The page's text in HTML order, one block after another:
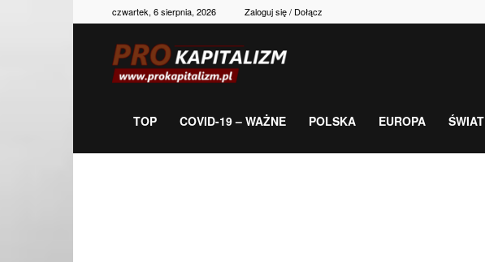
czwartek, 6 sierpnia, 2026 Zaloguj się / Dołącz
gospodarka,
TOP COVID-19 – WAŻNE POLSKA EUROPA ŚWIAT